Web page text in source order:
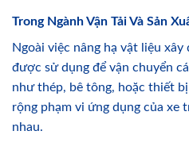
Trong Ngành Vận Tải Và Sản
Ngoài việc nâng hạ vật liệu xây
được sử dụng để vận chuyển
như thép, bê tông, hoặc thiết
rộng phạm vi ứng dụng của xe
nhau.